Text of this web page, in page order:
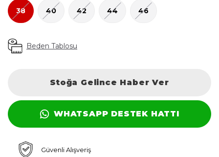
38 40 42 44 46
Beden Tablosu
Stoğa Gelince Haber Ver
WHATSAPP DESTEK HATTI
Güvenli Alışveriş